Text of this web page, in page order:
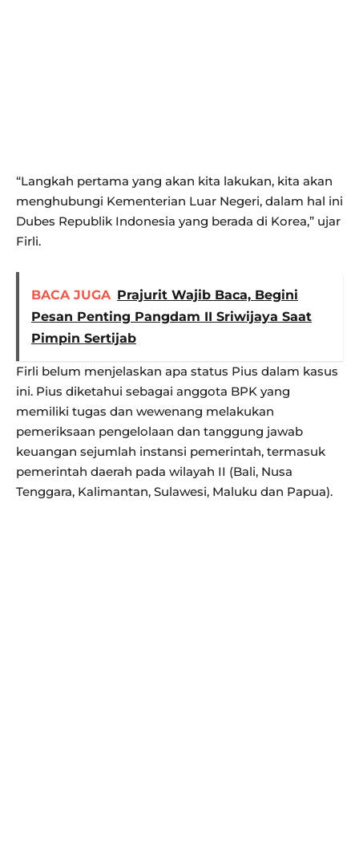
“Langkah pertama yang akan kita lakukan, kita akan
menghubungi Kementerian Luar Negeri, dalam hal ini
Dubes Republik Indonesia yang berada di Korea,” ujar
Firli.
BACA JUGA Prajurit Wajib Baca, Begini
Pesan Penting Pangdam II Sriwijaya Saat
Pimpin Sertijab
Firli belum menjelaskan apa status Pius dalam kasus
ini. Pius diketahui sebagai anggota BPK yang
memiliki tugas dan wewenang melakukan
pemeriksaan pengelolaan dan tanggung jawab
keuangan sejumlah instansi pemerintah, termasuk
pemerintah daerah pada wilayah II (Bali, Nusa
Tenggara, Kalimantan, Sulawesi, Maluku dan Papua).